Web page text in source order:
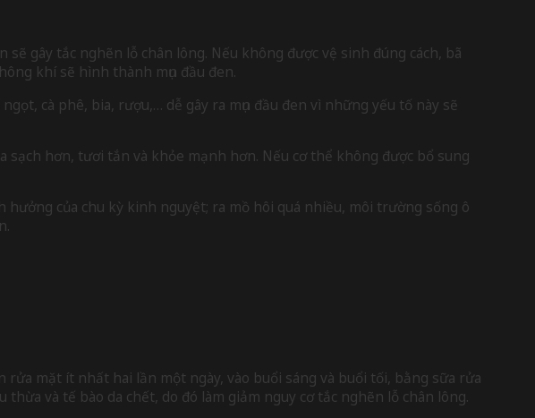
gây tắc nghẽn lỗ chân lông. Nếu không được vệ sinh đúng cách, bã
khí sẽ hình thành mụn đầu đen.
cà phê, bia, rượu,… dễ gây ra mụn đầu đen vì những yếu tố này sẽ
hơn, tươi tắn và khỏe mạnh hơn. Nếu cơ thể không được bổ sung
của chu kỳ kinh nguyệt; ra mồ hôi quá nhiều, môi trường sống ô
rửa mặt ít nhất hai lần một ngày, vào buổi sáng và buổi tối, bằng sữa rửa
và tế bào da chết, do đó làm giảm nguy cơ tắc nghẽn lỗ chân lông.